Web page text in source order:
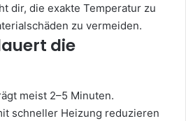
dir, die exakte Temperatur zu
zu vermeiden.
die
meist 2–5 Minuten.
schneller Heizung reduzieren